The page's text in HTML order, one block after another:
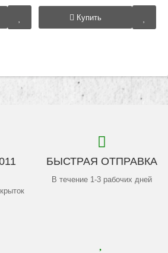
Купить
БЫСТРАЯ ОТПРАВКА
В течение 1-3 рабочих дней